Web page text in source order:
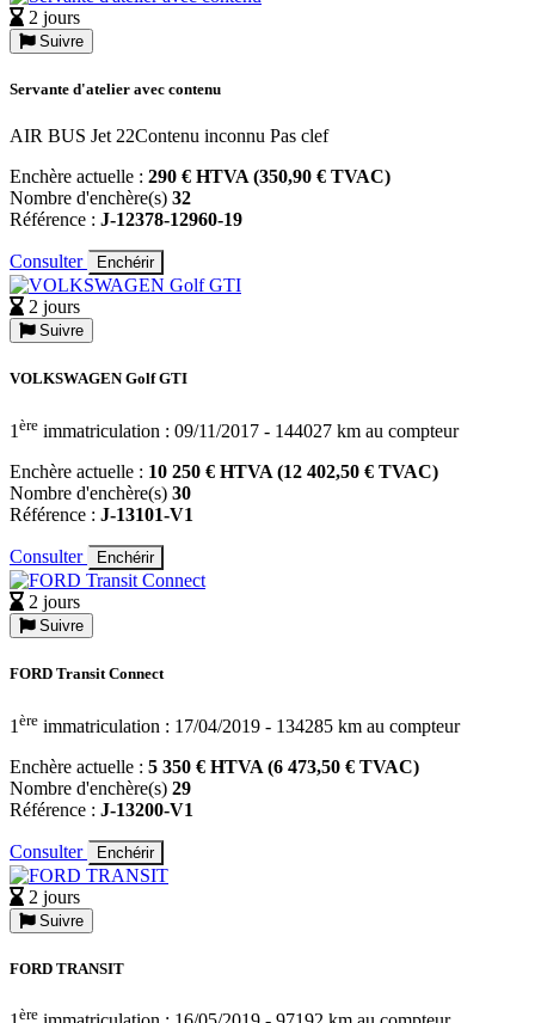
2 jours
Suivre
Servante d'atelier avec contenu
AIR BUS Jet 22Contenu inconnu Pas clef
Enchère actuelle : 290 € HTVA (350,90 € TVAC)
Nombre d'enchère(s) 32
Référence : J-12378-12960-19
Consulter Enchérir
2 jours
Suivre
VOLKSWAGEN Golf GTI
1 ère immatriculation : 09/11/2017 - 144027 km au compteur
Enchère actuelle : 10 250 € HTVA (12 402,50 € TVAC)
Nombre d'enchère(s) 30
Référence : J-13101-V1
Consulter Enchérir
2 jours
Suivre
FORD Transit Connect
1 ère immatriculation : 17/04/2019 - 134285 km au compteur
Enchère actuelle : 5 350 € HTVA (6 473,50 € TVAC)
Nombre d'enchère(s) 29
Référence : J-13200-V1
Consulter Enchérir
2 jours
Suivre
FORD TRANSIT
ère